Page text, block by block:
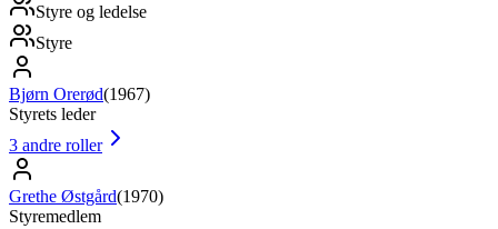
Styre og ledelse
Styre
Bjørn Orerød(1967)
Styrets leder
3 andre roller
Grethe Østgård(1970)
Styremedlem